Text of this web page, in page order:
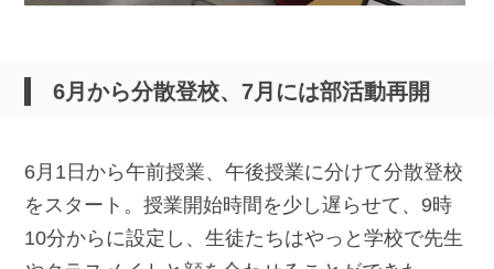
6月から分散登校、7月には部活動再開
6月1日から午前授業、午後授業に分けて分散登校
をスタート。授業開始時間を少し遅らせて、9時
10分からに設定し、生徒たちはやっと学校で先生